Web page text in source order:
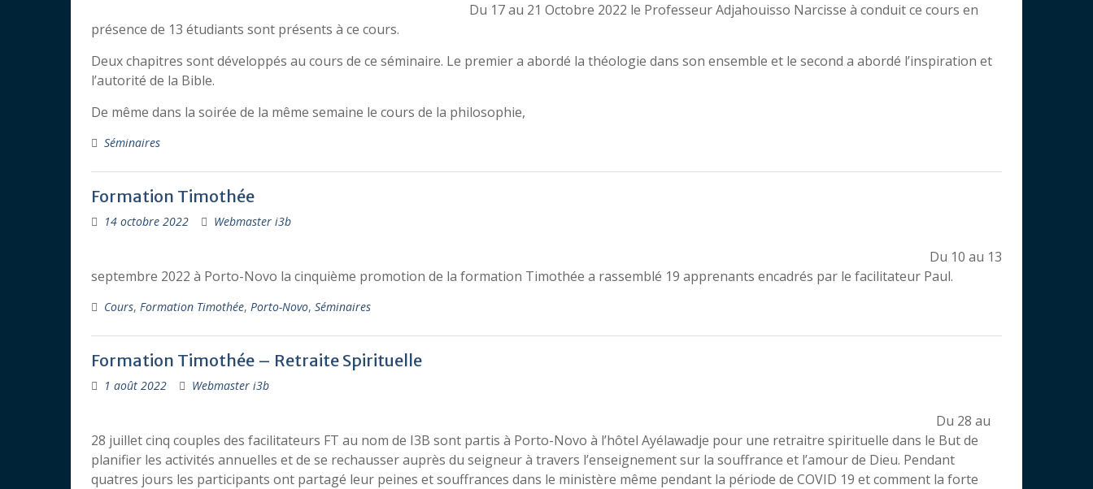
Du 17 au 21 Octobre 2022 le Professeur Adjahouisso Narcisse à conduit ce cours en
présence de 13 étudiants sont présents à ce cours.
Deux chapitres sont développés au cours de ce séminaire. Le premier a abordé la théologie dans son ensemble et le second a abordé l’inspiration et
l’autorité de la Bible.
De même dans la soirée de la même semaine le cours de la philosophie,
Séminaires
Formation Timothée
14 octobre 2022 Webmaster i3b
Du 10 au 13
septembre 2022 à Porto-Novo la cinquième promotion de la formation Timothée a rassemblé 19 apprenants encadrés par le facilitateur Paul.
Cours, Formation Timothée, Porto-Novo, Séminaires
Formation Timothée – Retraite Spirituelle
1 août 2022 Webmaster i3b
Du 28 au
28 juillet cinq couples des facilitateurs FT au nom de I3B sont partis à Porto-Novo à l’hôtel Ayélawadje pour une retraitre spirituelle dans le But de
planifier les activités annuelles et de se rechausser auprès du seigneur à travers l’enseignement sur la souffrance et l’amour de Dieu. Pendant
quatres jours les participants ont partagé leur peines et souffrances dans le ministère même pendant la période de COVID 19 et comment la forte